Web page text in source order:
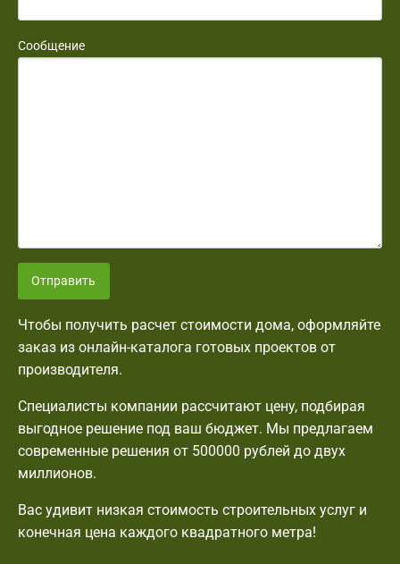
Сообщение
Отправить
Чтобы получить расчет стоимости дома, оформляйте
заказ из онлайн-каталога готовых проектов от
производителя.
Специалисты компании рассчитают цену, подбирая
выгодное решение под ваш бюджет. Мы предлагаем
современные решения от 500000 рублей до двух
миллионов.
Вас удивит низкая стоимость строительных услуг и
конечная цена каждого квадратного метра!